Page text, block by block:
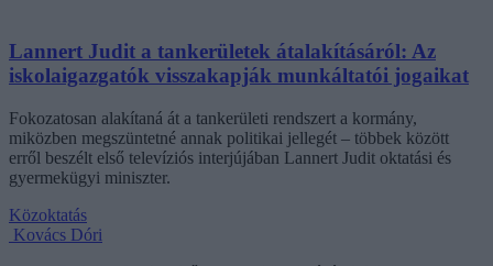
Lannert Judit a tankerületek átalakításáról: Az
iskolaigazgatók visszakapják munkáltatói jogaikat
Fokozatosan alakítaná át a tankerületi rendszert a kormány,
miközben megszüntetné annak politikai jellegét – többek között
erről beszélt első televíziós interjújában Lannert Judit oktatási és
gyermekügyi miniszter.
Közoktatás
Kovács Dóri